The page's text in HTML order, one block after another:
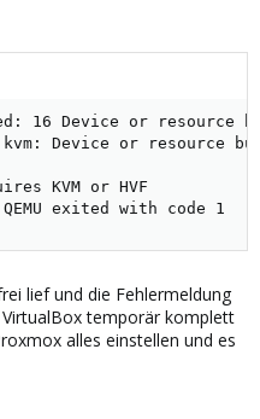
16 Device or resource
Device or resource
KVM or HVF
exited with code 1
lief und die Fehlermeldung
VirtualBox temporär komplett
alles einstellen und es